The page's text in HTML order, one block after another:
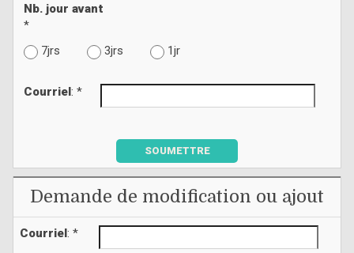
Nb. jour avant
*
7jrs
3jrs 1jr
Courriel: *
SOUMETTRE
Demande de modification ou ajout
Courriel : *